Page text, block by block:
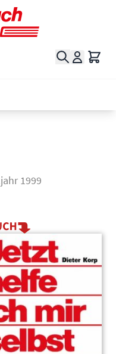
Suche
1999